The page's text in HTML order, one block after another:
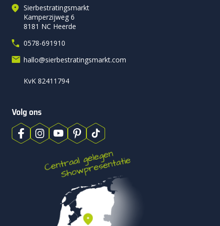
Sierbestratingsmarkt
Kamperzijweg 6
8181 NC Heerde
0578-691910
hallo@sierbestratingsmarkt.com
KvK 82411794
Volg ons